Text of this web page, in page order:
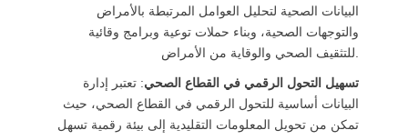
البيانات الصحية لتحليل العوامل المرتبطة بالأمراض
والتوجهات الصحية، وبناء حملات توعية وبرامج وقائية
للتثقيف الصحي والوقاية من الأمراض.
تسهيل التحول الرقمي في القطاع الصحي: تعتبر إدارة
البيانات أساسية للتحول الرقمي في القطاع الصحي، حيث
تمكن من تحويل المعلومات التقليدية إلى بيئة رقمية تسهل